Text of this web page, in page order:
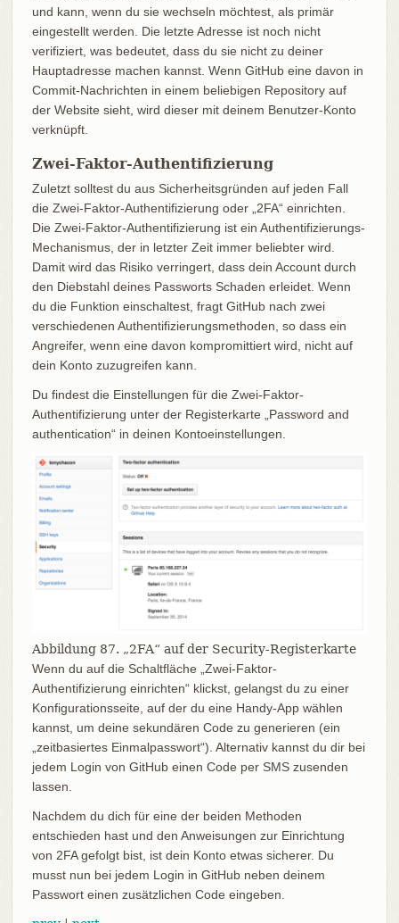
und kann, wenn du sie wechseln möchtest, als primär
eingestellt werden. Die letzte Adresse ist noch nicht
verifiziert, was bedeutet, dass du sie nicht zu deiner
Hauptadresse machen kannst. Wenn GitHub eine davon in
Commit-Nachrichten in einem beliebigen Repository auf
der Website sieht, wird dieser mit deinem Benutzer-Konto
verknüpft.
Zwei-Faktor-Authentifizierung
Zuletzt solltest du aus Sicherheitsgründen auf jeden Fall
die Zwei-Faktor-Authentifizierung oder „2FA“ einrichten.
Die Zwei-Faktor-Authentifizierung ist ein Authentifizierungs-
Mechanismus, der in letzter Zeit immer beliebter wird.
Damit wird das Risiko verringert, dass dein Account durch
den Diebstahl deines Passworts Schaden erleidet. Wenn
du die Funktion einschaltest, fragt GitHub nach zwei
verschiedenen Authentifizierungsmethoden, so dass ein
Angreifer, wenn eine davon kompromittiert wird, nicht auf
dein Konto zuzugreifen kann.
Du findest die Einstellungen für die Zwei-Faktor-
Authentifizierung unter der Registerkarte „Password and
authentication“ in deinen Kontoeinstellungen.
Abbildung 87. „2FA“ auf der Security-Registerkarte
Wenn du auf die Schaltfläche „Zwei-Faktor-
Authentifizierung einrichten“ klickst, gelangst du zu einer
Konfigurationsseite, auf der du eine Handy-App wählen
kannst, um deine sekundären Code zu generieren (ein
„zeitbasiertes Einmalpasswort“). Alternativ kannst du dir bei
jedem Login von GitHub einen Code per SMS zusenden
lassen.
Nachdem du dich für eine der beiden Methoden
entschieden hast und den Anweisungen zur Einrichtung
von 2FA gefolgt bist, ist dein Konto etwas sicherer. Du
musst nun bei jedem Login in GitHub neben deinem
Passwort einen zusätzlichen Code eingeben.